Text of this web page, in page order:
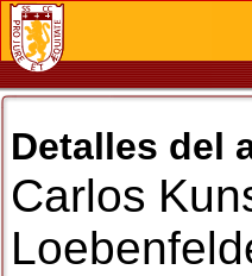
Detalles del
Carlos